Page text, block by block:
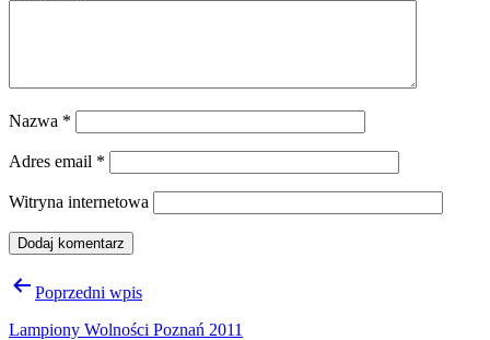
Nazwa *
Adres email *
Witryna internetowa
Nawigacja
Poprzedni wpis
Lampiony Wolności Poznań 2011